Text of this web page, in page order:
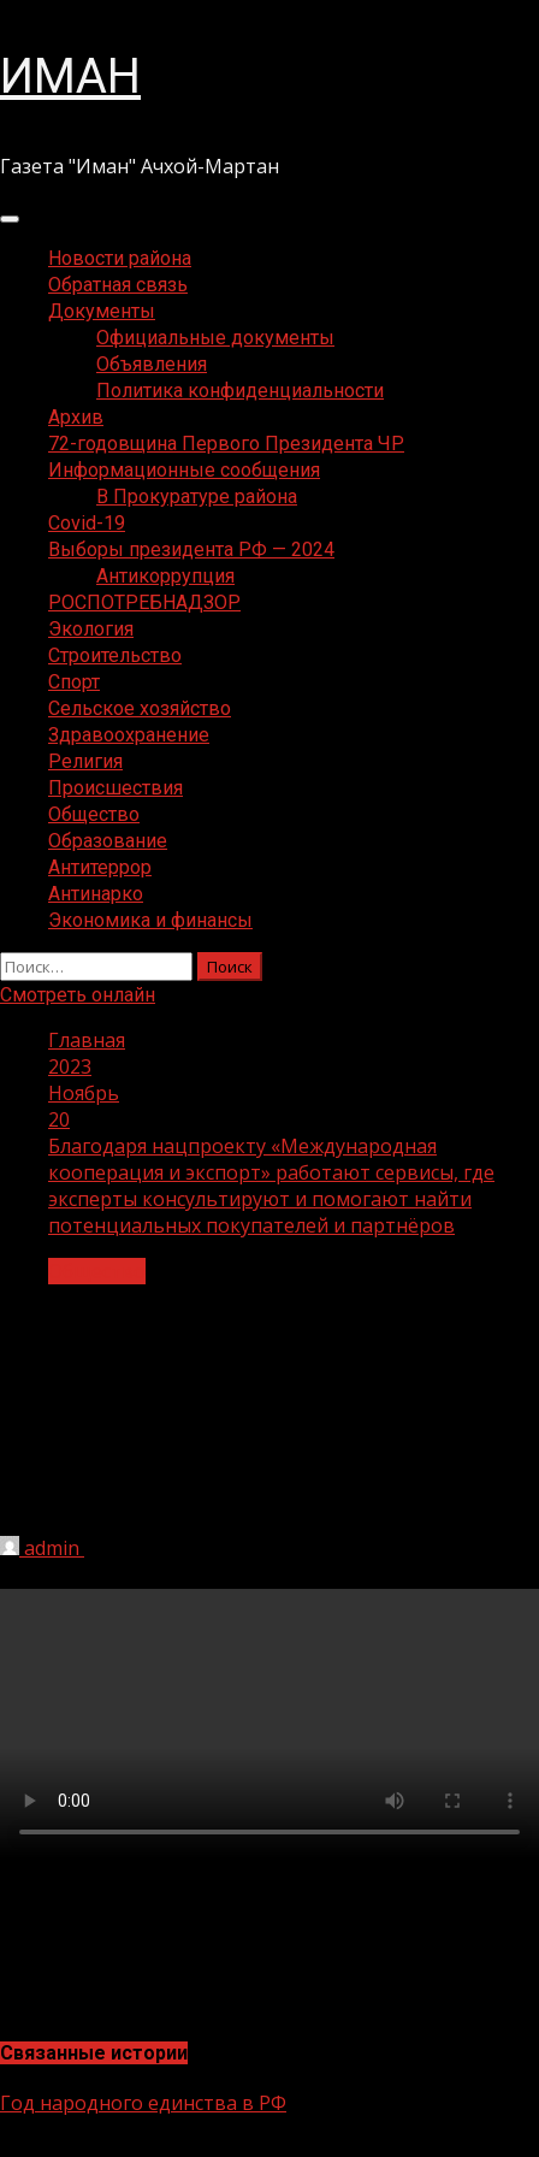
Перейти
кИМАН
Газета "Иман" Ачхой-Мартан
Основное
менюНовости района
Обратная связь
Документы
Официальные документы
Объявления
Политика конфиденциальности
Архив
72-годовщина Первого Президента ЧР
Информационные сообщения
В Прокуратуре района
Covid-19
Выборы президента РФ — 2024
Антикоррупция
РОСПОТРЕБНАДЗОР
Экология
Строительство
Спорт
Сельское хозяйство
Здравоохранение
Религия
Происшествия
Общество
Образование
Антитеррор
Антинарко
Экономика и финансы
Найти:
Смотреть онлайн
Главная
2023
Ноябрь
20
Благодаря нацпроекту «Международная
кооперация и экспорт» работают сервисы, где
эксперты консультируют и помогают найти
потенциальных покупателей и партнёров
admin
Связанные истории
Год народного единства в РФ